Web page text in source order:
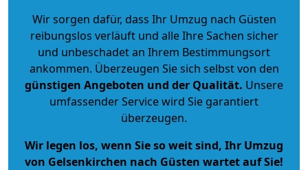
Wir sorgen dafür, dass Ihr Umzug nach Güsten
reibungslos verläuft und alle Ihre Sachen sicher
und unbeschadet an Ihrem Bestimmungsort
ankommen. Überzeugen Sie sich selbst von den
günstigen Angeboten und der Qualität. Unsere
umfassender Service wird Sie garantiert
überzeugen.
Wir legen los, wenn Sie so weit sind, Ihr Umzug
von Gelsenkirchen nach Güsten wartet auf Sie!